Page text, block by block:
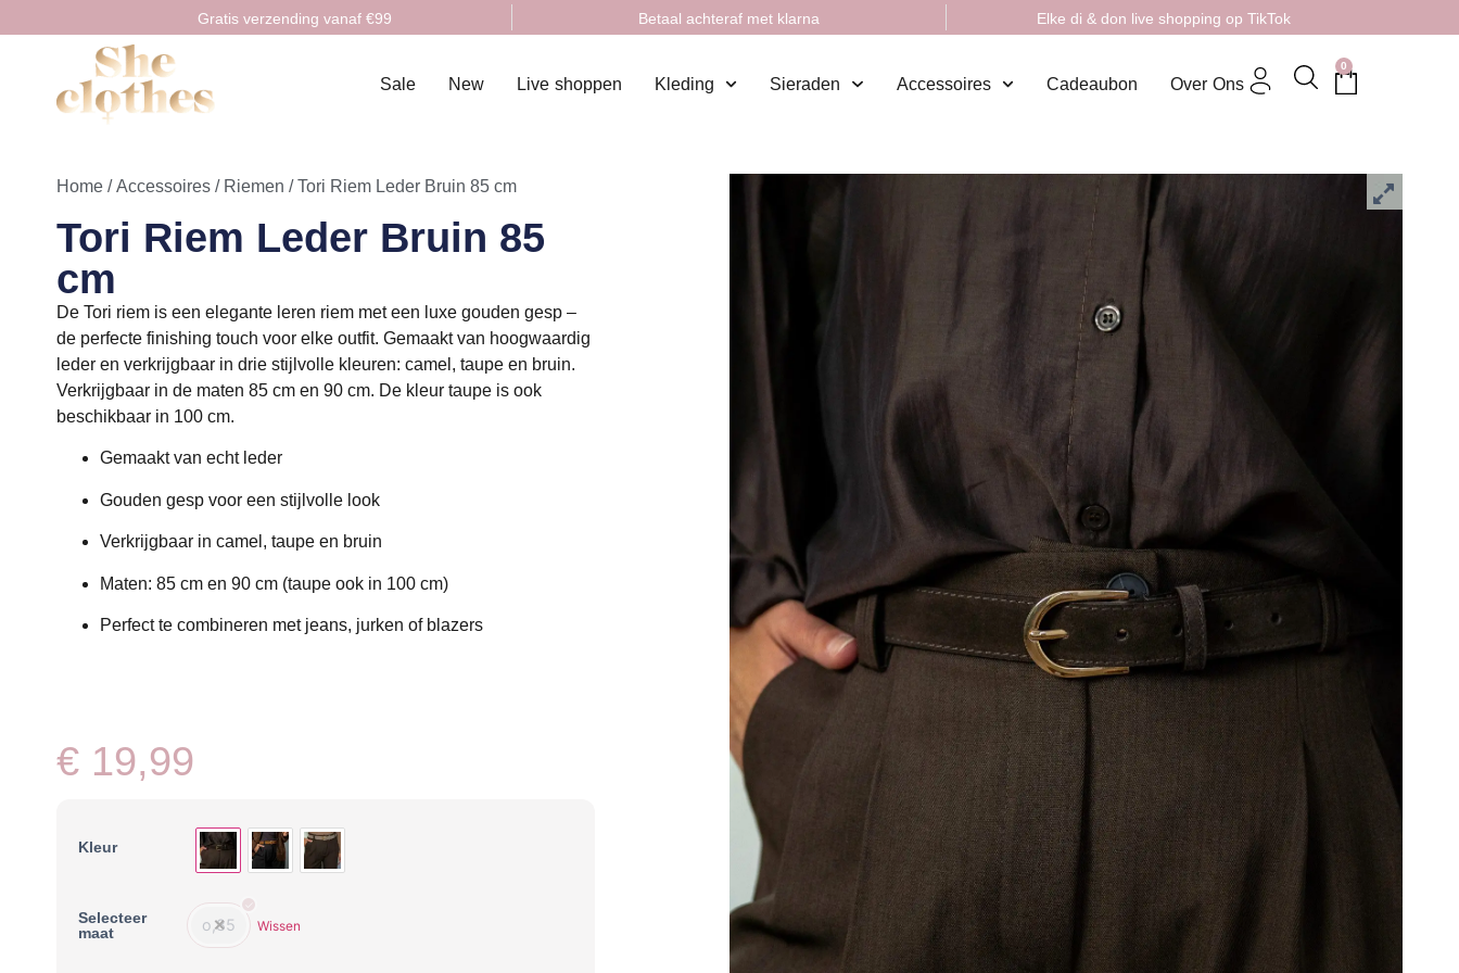
Gratis verzending vanaf €99 Betaal achteraf met klarna Elke di & don live shopping op TikTok
Sale New Live shoppen Kleding Sieraden Accessoires Cadeaubon Over Ons
0
Home /Accessoires / Riemen / Tori Riem Leder Bruin 85 cm
Tori Riem Leder Bruin 85
cm
De Tori riem is een elegante leren riem met een luxe gouden gesp –
de perfecte finishing touch voor elke outfit. Gemaakt van hoogwaardig
leder en verkrijgbaar in drie stijlvolle kleuren: camel, taupe en bruin.
Verkrijgbaar in de maten 85 cm en 90 cm. De kleur taupe is ook
beschikbaar in 100 cm.
Gemaakt van echt leder
Gouden gesp voor een stijlvolle look
Verkrijgbaar in camel, taupe en bruin
Maten: 85 cm en 90 cm (taupe ook in 100 cm)
Perfect te combineren met jeans, jurken of blazers
€ 19,99
Kleur
Selecteer
maat
o,85 Wissen